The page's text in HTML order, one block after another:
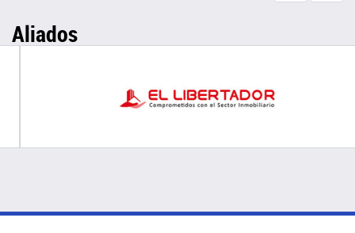
Aliados